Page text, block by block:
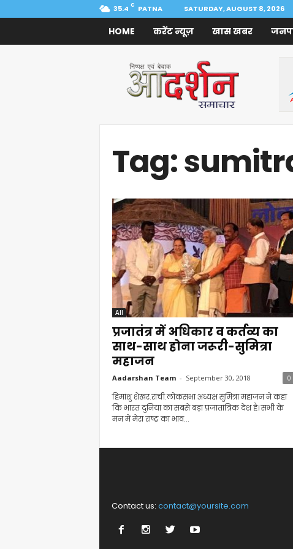
35.4 C PATNA SATURDAY, AUGUST 8, 2026
HOME करेंट न्यूज़ खास खबर
Samachar
Tag:
All
प्रजातंत्र में अधिकार व कर्तव्य का
साथ-साथ होना जरूरी-सुमित्रा
महाजन
Aadarshan Team - September 30, 2018 0
हिमांशु शेखर.रांची.लोकसभा अध्यक्ष सुमित्रा महाजन ने कहा
कि भारत दुनिया का सबसे बड़ा प्रजातांत्रिक देश है। सभी के
मन में मेरा राष्ट्र का भाव...
Contact us: contact@yoursite.com